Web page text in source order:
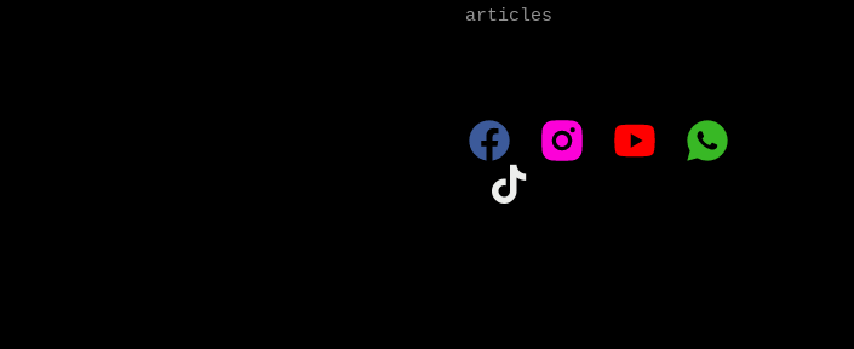
articles